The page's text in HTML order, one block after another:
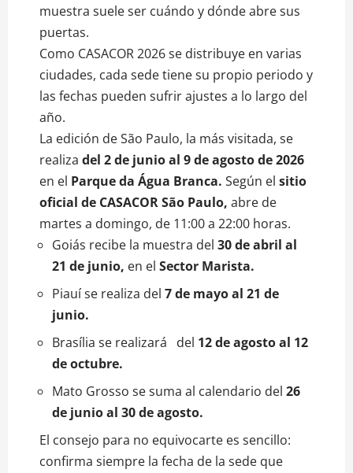
muestra suele ser cuándo y dónde abre sus
puertas.
Como CASACOR 2026 se distribuye en varias
ciudades, cada sede tiene su propio periodo y
las fechas pueden sufrir ajustes a lo largo del
año.
La edición de São Paulo, la más visitada, se
realiza del 2 de junio al 9 de agosto de 2026
en el Parque da Água Branca. Según el sitio
oficial de CASACOR São Paulo, abre de
martes a domingo, de 11:00 a 22:00 horas.
Goiás recibe la muestra del 30 de abril al
21 de junio, en el Sector Marista.
Piauí se realiza del 7 de mayo al 21 de
junio.
Brasília se realizará del 12 de agosto al 12
de octubre.
Mato Grosso se suma al calendario del 26
de junio al 30 de agosto.
El consejo para no equivocarte es sencillo:
confirma siempre la fecha de la sede que